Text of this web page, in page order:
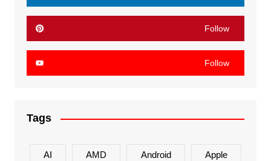
Follow
Follow
Tags
AI AMD Android Apple